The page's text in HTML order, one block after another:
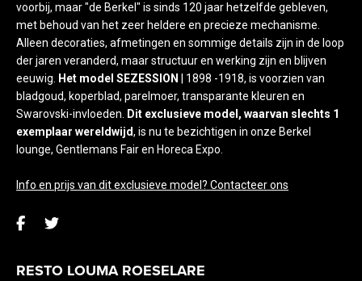
voorbij, maar "de Berkel" is sinds 120 jaar hetzelfde gebleven,
met behoud van het zeer heldere en precieze mechanisme.
Alleen decoraties, afmetingen en sommige details zijn in de loop
der jaren veranderd, maar structuur en werking zijn en blijven
eeuwig.
Het model SEZESSION
| 1898 -1918, is voorzien van
bladgoud, koperblad, parelmoer, transparante kleuren en
Swarovski-invloeden.
Dit exclusieve model, waarvan slechts 1
exemplaar wereldwijd, is nu te bezichtigen in onze Berkel
lounge, Gentlemans Fair en Horeca Expo.
Info en prijs van dit exclusieve model? Contacteer ons
RESTO LOUMA ROESELARE